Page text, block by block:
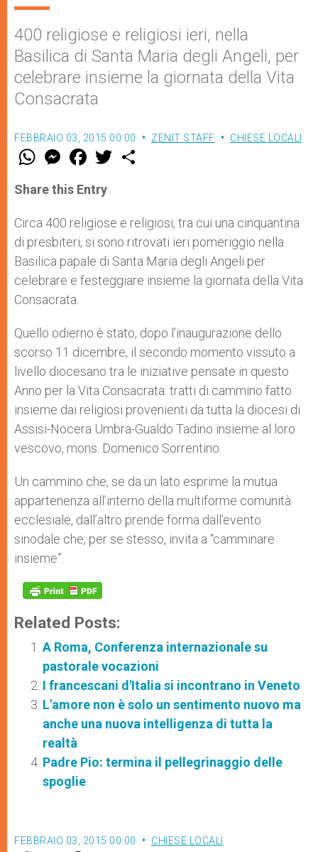
400 religiose e religiosi ieri, nella
Basilica di Santa Maria degli Angeli, per
celebrare insieme la giornata della Vita
Consacrata
FEBBRAIO 03, 2015 00:00 ZENIT STAFF CHIESE LOCALI
W
t
s
p
p
M
e
s
e
g
e
r
F
a
e
b
o
k
w
r
Share this Entry
Circa 400 religiose e religiosi, tra cui una cinquantina
di presbiteri, si sono ritrovati ieri pomeriggio nella
Basilica papale di Santa Maria degli Angeli per
celebrare e festeggiare insieme la giornata della Vita
Consacrata.
Quello odierno è stato, dopo l’inaugurazione dello
scorso 11 dicembre, il secondo momento vissuto a
livello diocesano tra le iniziative pensate in questo
Anno per la Vita Consacrata: tratti di cammino fatto
insieme dai religiosi provenienti da tutta la diocesi di
Assisi-Nocera Umbra-Gualdo Tadino insieme al loro
vescovo, mons. Domenico Sorrentino.
Un cammino che, se da un lato esprime la mutua
appartenenza all’interno della multiforme comunità
ecclesiale, dall’altro prende forma dall’evento
sinodale che, per se stesso, invita a “camminare
insieme”.
Related Posts:
A Roma, Conferenza internazionale su
pastorale vocazioni
I francescani d'Italia si incontrano in Veneto
L'amore non è solo un sentimento nuovo ma
anche una nuova intelligenza di tutta la
realtà
Padre Pio: termina il pellegrinaggio delle
spoglie
FEBBRAIO 03, 2015 00:00 CHIESE LOCALI